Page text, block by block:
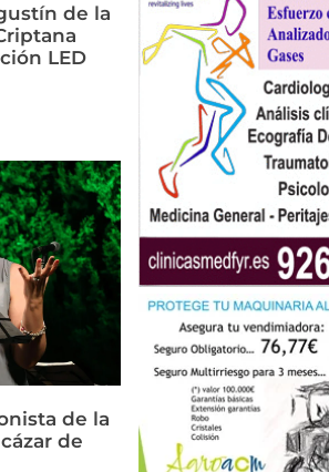
de la
LED
de la
de